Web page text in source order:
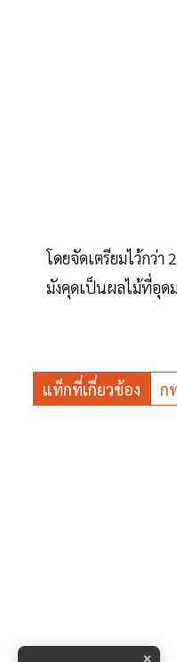
โดยจัดเตรียมไว้กว่
มังคุดเป็นผลไม้ที่อุด
แท็กที่เกี่ยวข้อง ก
×